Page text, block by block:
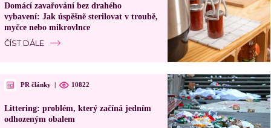
Domácí zavařování bez drahého
vybavení: Jak úspěšně sterilovat v troubě,
myčce nebo mikrovlnce
ČÍST DÁLE
PR články | 10822
Littering: problém, který začíná jedním
odhozeným obalem